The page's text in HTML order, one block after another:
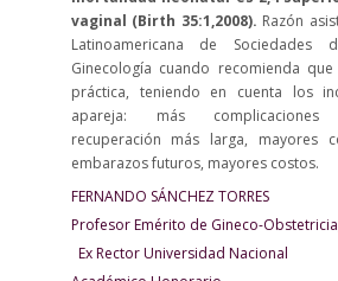
vaginal (Birth 35:1,2008). Razón
Latinoamericana de Sociedades
Ginecología cuando recomienda
práctica, teniendo en cuenta los
apareja: más complicaciones
recuperación más larga, mayores
embarazos futuros, mayores costos.
FERNANDO
Profesor Emérito de
Ex Rector